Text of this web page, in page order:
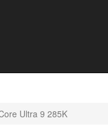
Ultra 9 285K